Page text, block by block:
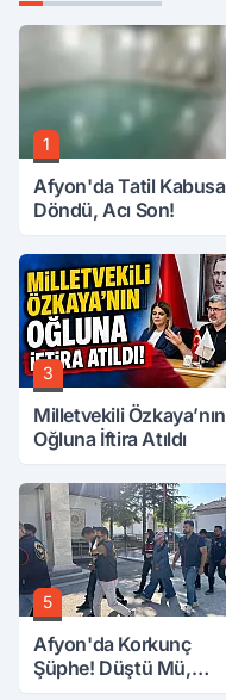
1
Afyon'da Tatil Kabusa
Döndü, Acı Son!
3
Milletvekili Özkaya’nın
Oğluna İftira Atıldı
5
Afyon'da Korkunç
Şüphe! Düştü Mü,